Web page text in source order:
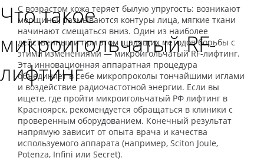
Что такое
микроигольчатый RF-
лифтинг
С возрастом кожа теряет былую упругость: возникают
морщины, размываются контуры лица, мягкие ткани
начинают смещаться вниз. Один из наиболее
действенных и при этом щадящих методов борьбы с
этими изменениями — микроигольчатый RF-лифтинг.
Эта инновационная аппаратная процедура
объединяет в себе микропроколы тончайшими иглами
и воздействие радиочастотной энергии. Если вы
ищете, где пройти микроигольчатый РФ лифтинг в
Красноярск, рекомендуется обращаться в клиники с
проверенным оборудованием. Конечный результат
напрямую зависит от опыта врача и качества
используемого аппарата (например, Sciton Joule,
Potenza, Infini или Secret).